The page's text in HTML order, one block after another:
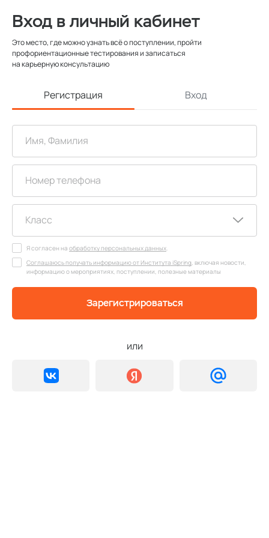
Вход в личный кабинет
Это место, где можно узнать всё о поступлении, пройти
профориентационные тестирования и записаться
на карьерную консультацию
Регистрация Вход
Я согласен на обработку персональных данных.
Соглашаюсь получать информацию от Института iSpring, включая новости,
информацию о мероприятиях, поступлении, полезные материалы
Зарегистрироваться
или